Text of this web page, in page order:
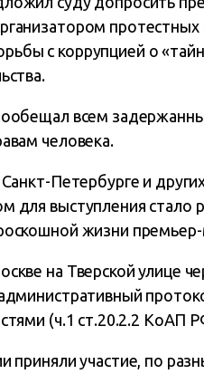
с коррупцией о
всем
человека.
Петербурге и
для выступления стало
жизни
на Тверской улице
(ч.1 ст.20.2.2 КоАП
приняли участие, по